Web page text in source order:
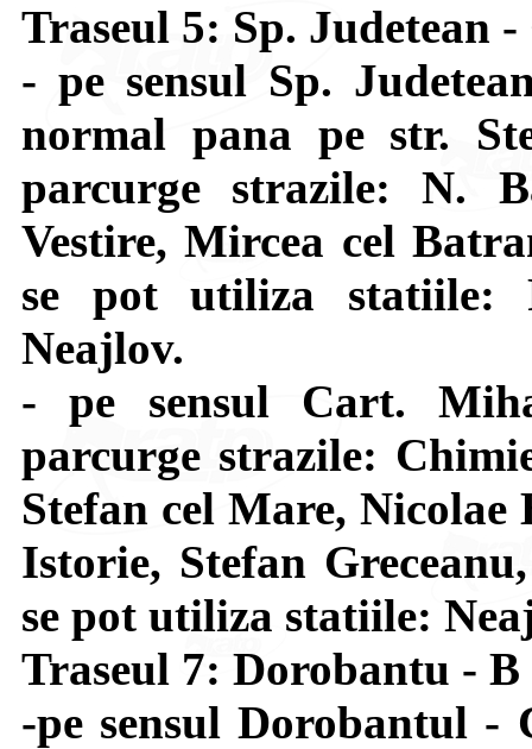
Traseul 5: Sp. Judetean
- pe sensul Sp.
normal pana pe str.
parcurge strazile: N.
Vestire, Mircea cel
se pot utiliza statiile:
Neajlov.
- pe sensul Cart.
parcurge strazile:
Stefan cel Mare, Nicolae
Istorie, Stefan
se pot utiliza statiile:
Traseul 7: Dorobantu -
-pe sensul Dorobantul -